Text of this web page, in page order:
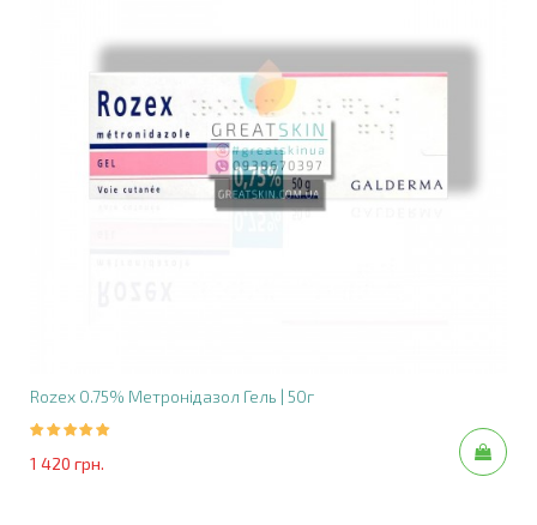
Через годину можна наносити косметичні або
Перші результати очікуються через 2-4 тижні
регулярного застосування
Термін придатності та зберігання
Термін придатності 24 місяці
Rozex 0.75% Метронідазол Гель | 50г
1 420 грн.